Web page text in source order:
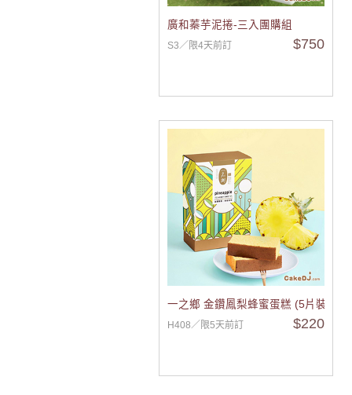
廣和蓁芋泥捲-三入團購組
S3／限4天前訂 $750
一之鄉 金鑽鳳梨蜂蜜蛋糕 (5片裝)
H408／限5天前訂 $220